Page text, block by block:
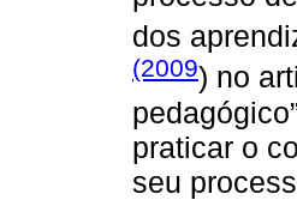
dos
(2009) no
praticar o
seu